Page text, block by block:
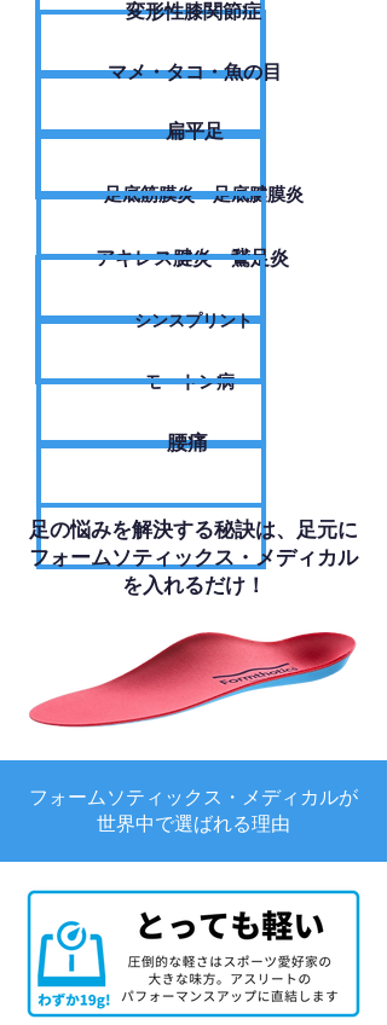
変形性膝関節症
​マメ・タコ・魚の目
扁平足
足底筋膜炎・足底腱膜炎
アキレス腱炎・鵞足炎
シンスプリント
モートン病
腰痛
足の悩みを解決する秘訣は、足元に
フォームソティックス・メディカル
を入れるだけ！
フォームソティックス・メディカルが
世界中で選ばれる理由